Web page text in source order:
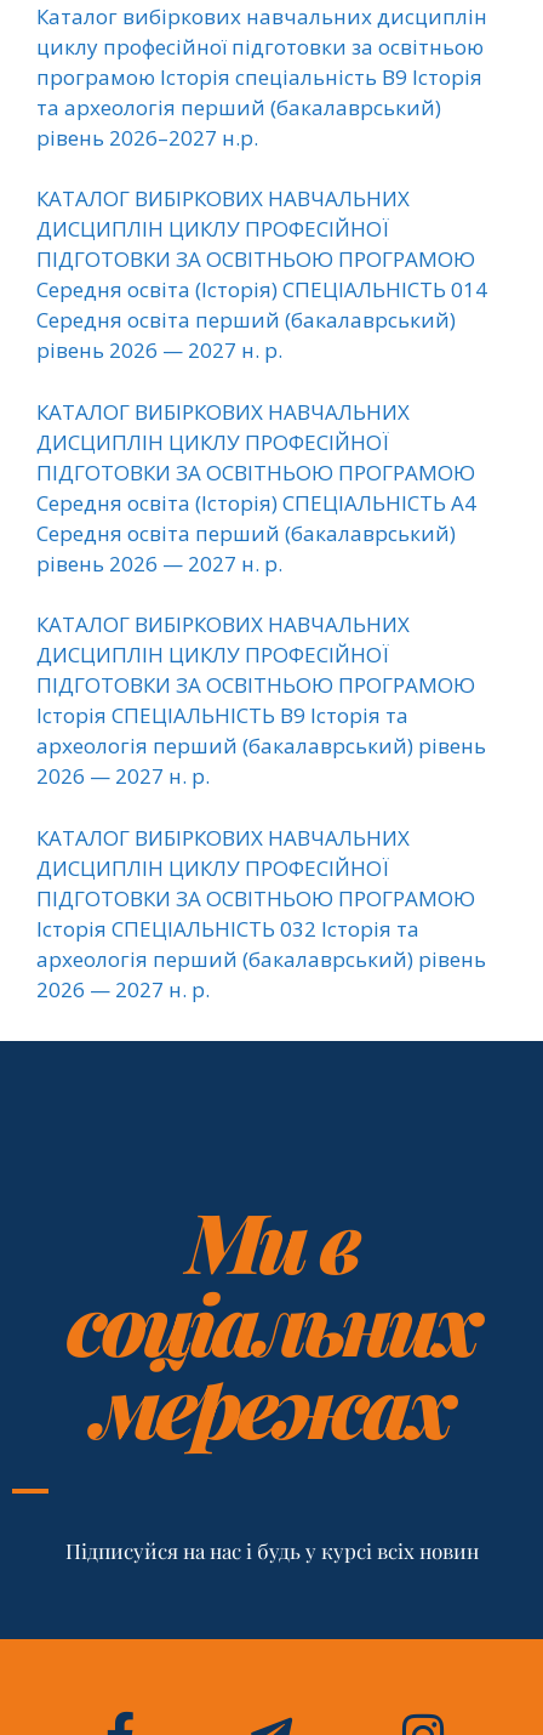
Каталог вибіркових навчальних дисциплін
циклу професійної підготовки за освітньою
програмою Історія спеціальність B9 Історія
та археологія перший (бакалаврський)
рівень 2026–2027 н.р.
КАТАЛОГ ВИБІРКОВИХ НАВЧАЛЬНИХ
ДИСЦИПЛІН ЦИКЛУ ПРОФЕСІЙНОЇ
ПІДГОТОВКИ ЗА ОСВІТНЬОЮ ПРОГРАМОЮ
Середня освіта (Історія) СПЕЦІАЛЬНІСТЬ 014
Середня освіта перший (бакалаврський)
рівень 2026 — 2027 н. р.
КАТАЛОГ ВИБІРКОВИХ НАВЧАЛЬНИХ
ДИСЦИПЛІН ЦИКЛУ ПРОФЕСІЙНОЇ
ПІДГОТОВКИ ЗА ОСВІТНЬОЮ ПРОГРАМОЮ
Середня освіта (Історія) СПЕЦІАЛЬНІСТЬ A4
Середня освіта перший (бакалаврський)
рівень 2026 — 2027 н. р.
КАТАЛОГ ВИБІРКОВИХ НАВЧАЛЬНИХ
ДИСЦИПЛІН ЦИКЛУ ПРОФЕСІЙНОЇ
ПІДГОТОВКИ ЗА ОСВІТНЬОЮ ПРОГРАМОЮ
Історія СПЕЦІАЛЬНІСТЬ B9 Історія та
археологія перший (бакалаврський) рівень
2026 — 2027 н. р.
КАТАЛОГ ВИБІРКОВИХ НАВЧАЛЬНИХ
ДИСЦИПЛІН ЦИКЛУ ПРОФЕСІЙНОЇ
ПІДГОТОВКИ ЗА ОСВІТНЬОЮ ПРОГРАМОЮ
Історія СПЕЦІАЛЬНІСТЬ 032 Історія та
археологія перший (бакалаврський) рівень
2026 — 2027 н. р.
Ми в
соціальних
мережах
Підписуйся на нас і будь у курсі всіх новин